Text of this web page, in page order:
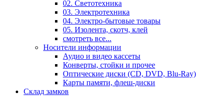
02. Светотехника
03. Электротехника
04. Электро-бытовые товары
05. Изолента, скотч, клей
смотреть все...
Носители информации
Аудио и видео кассеты
Конверты, стойки и прочее
Оптические диски (CD, DVD, Blu-Ray)
Карты памяти, флеш-диски
Склад замков